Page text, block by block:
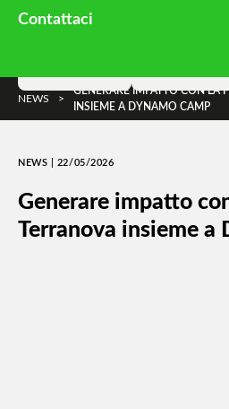
Ambiente.it è una divisione
e parte diDNA Ambiente
Contattaci
NEWS >
GENERARE IMPATTO CON LA
INSIEME A DYNAMO CAMP
NEWS | 22/05/2026
Generare impatto
Terranova insieme a